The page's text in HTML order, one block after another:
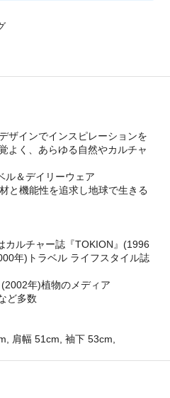
ザインでインスピレーションを
よく、あらゆる自然やカルチャ
ル＆デイリーウェア
と機能性を追求し地球で生きる
カルチャー誌『TOKION』(1996
年)トラベル ライフスタイル誌
年)植物のメディア
ど多数
肩幅 51cm, 袖下 53cm,